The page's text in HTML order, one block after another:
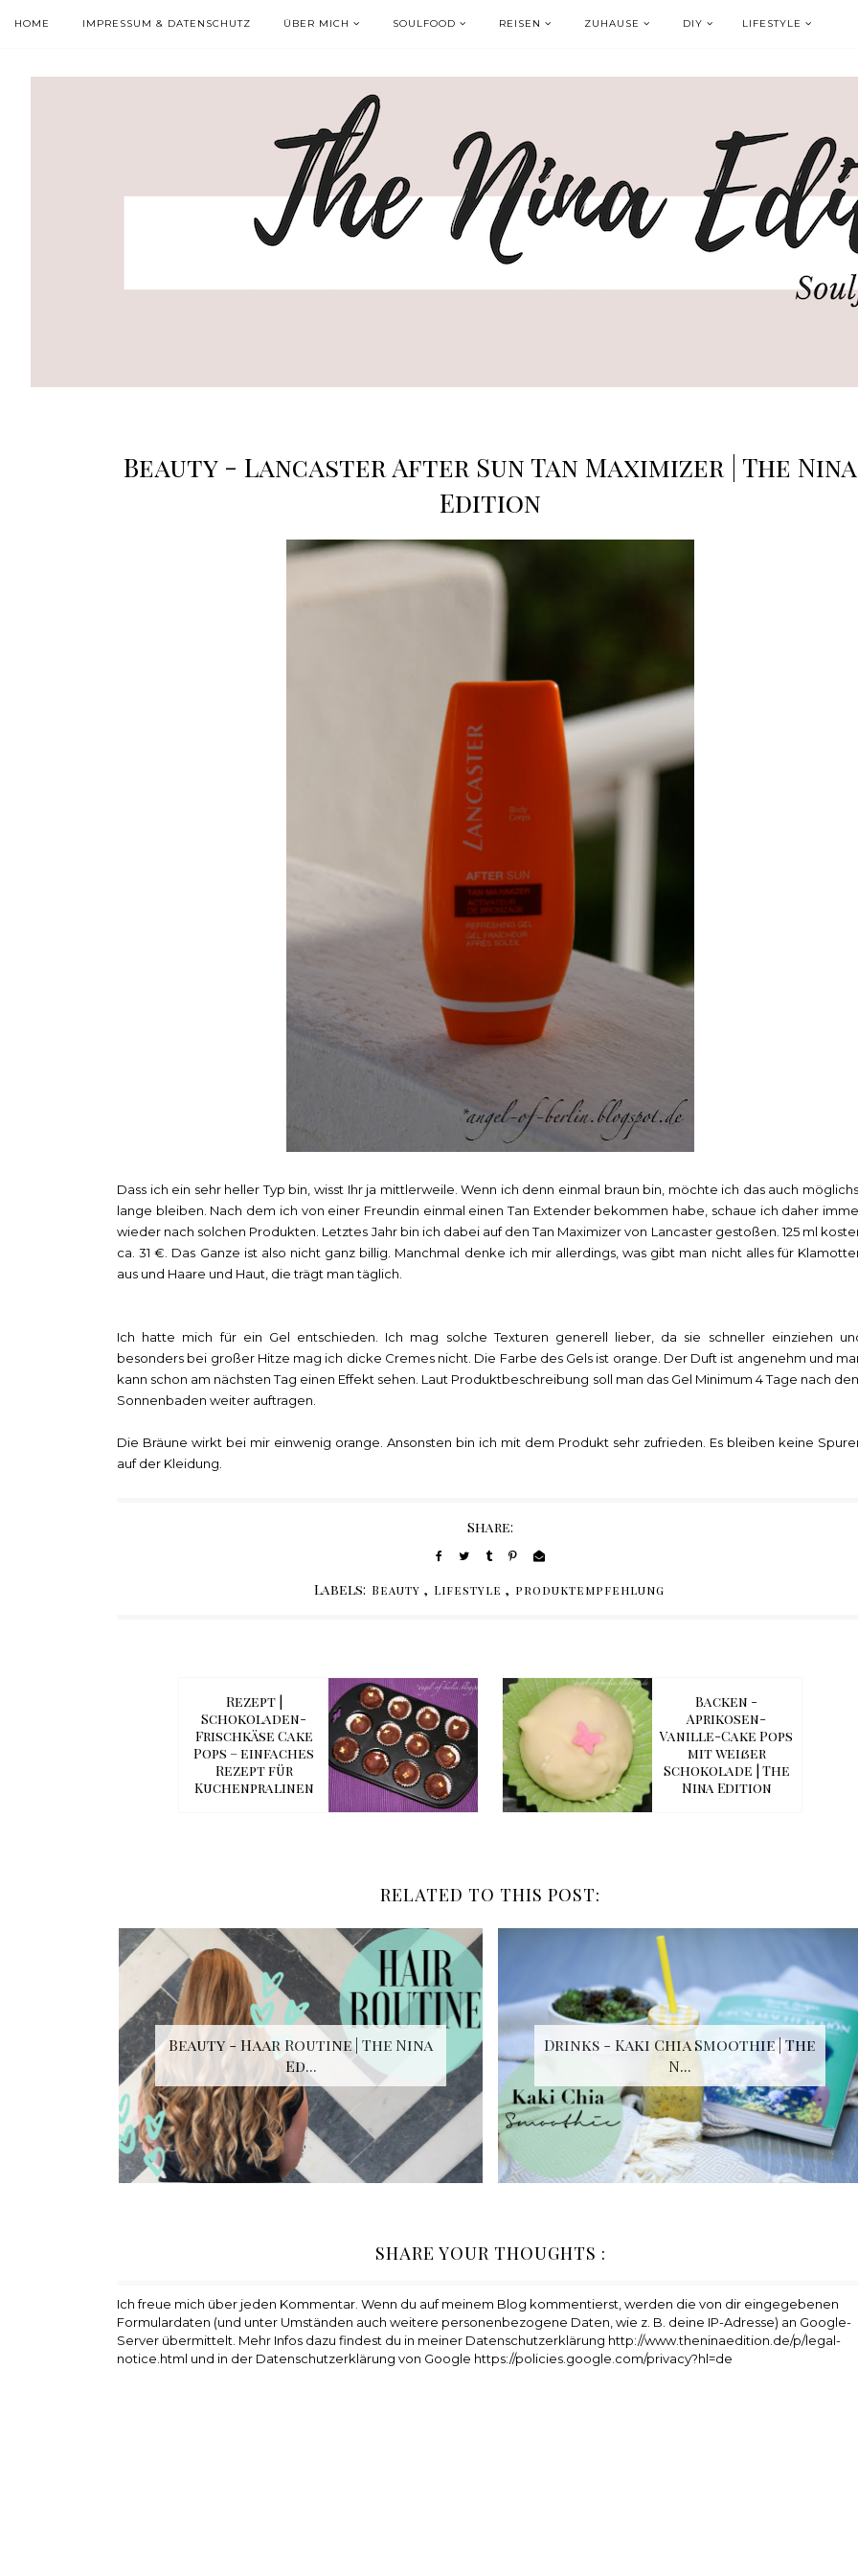
HOME IMPRESSUM & DATENSCHUTZ ÜBER MICH SOULFOOD REISEN ZUHAUSE DIY LIFESTYLE
Beauty - Lancaster After Sun Tan Maximizer | The Nina
Edition
Dass ich ein sehr heller Typ bin, wisst Ihr ja mittlerweile. Wenn ich denn einmal braun bin, möchte ich das auch
lange bleiben. Nach dem ich von einer Freundin einmal einen Tan Extender bekommen habe, schaue ich daher
wieder nach solchen Produkten. Letztes Jahr bin ich dabei auf den Tan Maximizer von Lancaster gestoßen. 125 ml
ca. 31 €. Das Ganze ist also nicht ganz billig. Manchmal denke ich mir allerdings, was gibt man nicht alles für
aus und Haare und Haut, die trägt man täglich.
Ich hatte mich für ein Gel entschieden. Ich mag solche Texturen generell lieber, da sie schneller einziehen
besonders bei großer Hitze mag ich dicke Cremes nicht. Die Farbe des Gels ist orange. Der Duft ist angenehm und
kann schon am nächsten Tag einen Effekt sehen. Laut Produktbeschreibung soll man das Gel Minimum 4 Tage nach
Sonnenbaden weiter auftragen.
Die Bräune wirkt bei mir einwenig orange. Ansonsten bin ich mit dem Produkt sehr zufrieden. Es bleiben keine
auf der Kleidung.
Share:
Labels: Beauty , Lifestyle , produktempfehlung
Rezept |
Schokoladen-
Frischkäse Cake
Pops – einfaches
Rezept für
Kuchenpralinen
Backen -
Aprikosen-
Vanille-Cake Pops
mit weißer
Schokolade | The
Nina Edition
RELATED TO THIS POST:
Beauty - Haar Routine | The Nina
Ed...
Drinks - Kaki Chia Smoothie | The
N...
SHARE YOUR THOUGHTS :
Ich freue mich über jeden Kommentar. Wenn du auf meinem Blog kommentierst, werden die von dir eingegebenen
Formulardaten (und unter Umständen auch weitere personenbezogene Daten, wie z. B. deine IP-Adresse) an Google-
Server übermittelt. Mehr Infos dazu findest du in meiner Datenschutzerklärung http://www.theninaedition.de/p/legal-
notice.html und in der Datenschutzerklärung von Google https://policies.google.com/privacy?hl=de